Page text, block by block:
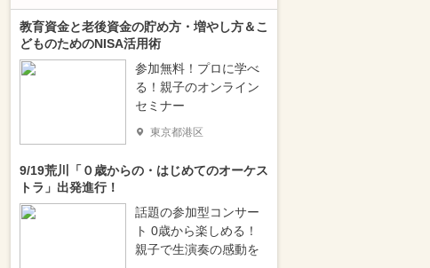
教育資金と老後資金の貯め方・増やし方＆こ
どものためのNISA活用術
参加無料！プロに学べ
る！親子のオンライン
セミナー
東京都港区
9/19荒川「０歳からの・はじめてのオーケス
トラ」出発進行！
話題の参加型コンサー
ト 0歳から楽しめる！
親子で生演奏の感動を